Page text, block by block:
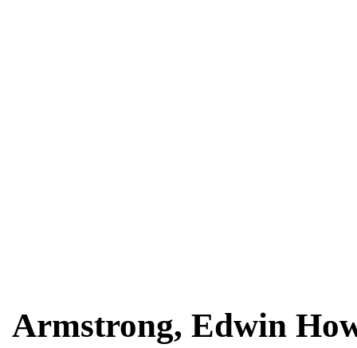
Armstrong, Edwin